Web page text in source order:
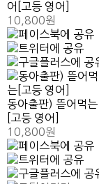
어[고등 영어]
10,800원
동아출판) 뜯어먹는
[고등 영어]
10,800원